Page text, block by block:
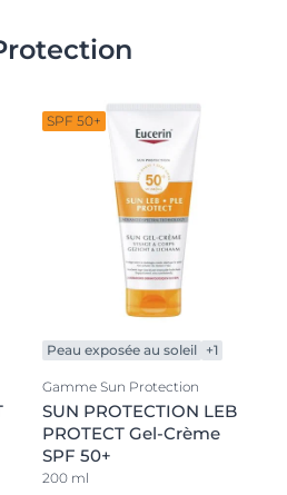
SPF 50+
Peau exposée au soleil +1
Gamme Sun Protection
SUN PROTECTION LEB
PROTECT Gel-Crème
SPF 50+
200 ml